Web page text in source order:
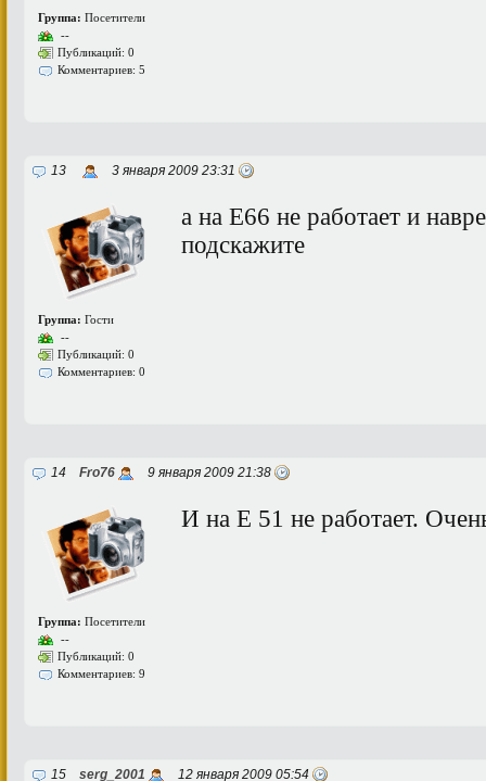
Группа: Посетители
--
Публикаций: 0
Комментариев: 5
13 3 января 2009 23:31
Группа: Гости
--
Публикаций: 0
Комментариев: 0
а на E66 не работает и
подскажите
14 Fro76 9 января 2009 21:38
Группа: Посетители
--
Публикаций: 0
Комментариев: 9
И на Е 51 не работает.
15 serg_2001 12 января 2009 05:54